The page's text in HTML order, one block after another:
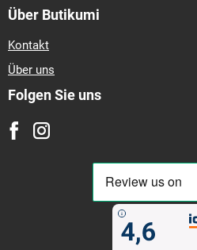
Über Butikumi
Kontakt
Über uns
Folgen Sie uns